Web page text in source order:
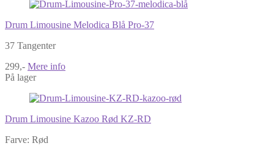
Drum Limousine Melodica Blå Pro-37
37 Tangenter
299,- Mere info
På lager
Drum Limousine Kazoo Rød KZ-RD
Farve: Rød